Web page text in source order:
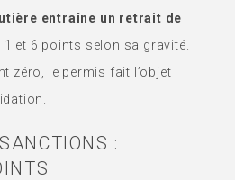
entraîne un retrait de
1 et 6 points selon sa gravité.
zéro, le permis fait l’objet
: